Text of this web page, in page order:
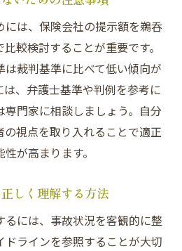
には、保険会社の提示額を鵜呑
較検討することが重要です。
裁判基準に比べて低い傾向が
、弁護士基準や判例を参考に
門家に相談しましょう。自分
視点を取り入れることで適正
が高まります。
しく理解する方法
には、事故状況を客観的に整
ラインを参照することが大切